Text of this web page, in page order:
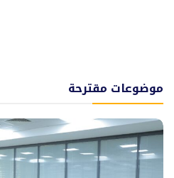
موضوعات مقترحة